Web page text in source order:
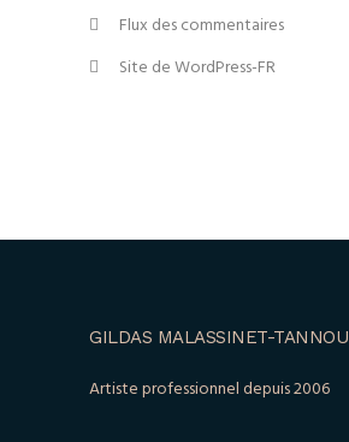
Flux des commentaires
Site de WordPress-FR
GILDAS MALASSINET-TANNOU
Artiste professionnel depuis 2006